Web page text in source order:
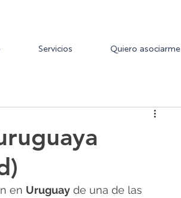
Servicios Quiero asociarme
en Uruguay de una de las